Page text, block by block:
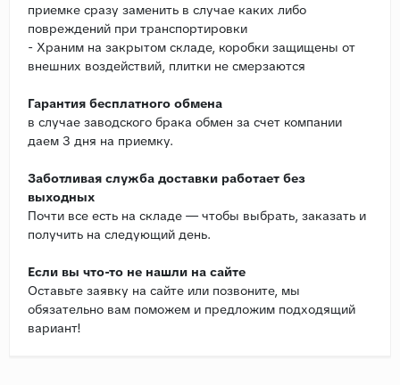
приемке сразу заменить в случае каких либо
повреждений при транспортировки
- Храним на закрытом складе, коробки защищены от
внешних воздействий, плитки не смерзаются
Гарантия бесплатного обмена
в случае заводского брака обмен за счет компании
даем 3 дня на приемку.
Заботливая служба доставки работает без
выходных
Почти все есть на складе — чтобы выбрать, заказать и
получить на следующий день.
Если вы что-то не нашли на сайте
Оставьте заявку на сайте или позвоните, мы
обязательно вам поможем и предложим подходящий
вариант!